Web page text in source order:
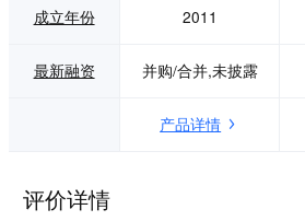
成长平台图虫社区
用户，800万全球
摄影创作者在图虫
成立年份 2011
最新融资 并购/合并,未披露
产品详情
评价详情